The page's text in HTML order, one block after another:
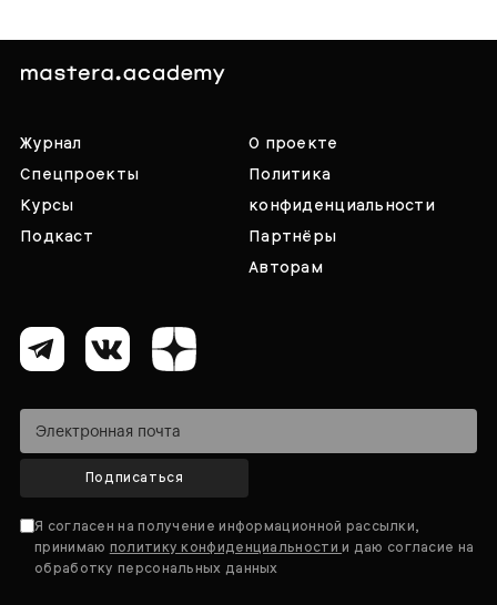
Журнал
Спецпроекты
Курсы
Подкаст
О проекте
Политика
конфиденциальности
Партнёры
Авторам
Подписаться
Я согласен на получение информационной рассылки,
принимаю политику конфиденциальностии даю согласие на
обработку персональных данных